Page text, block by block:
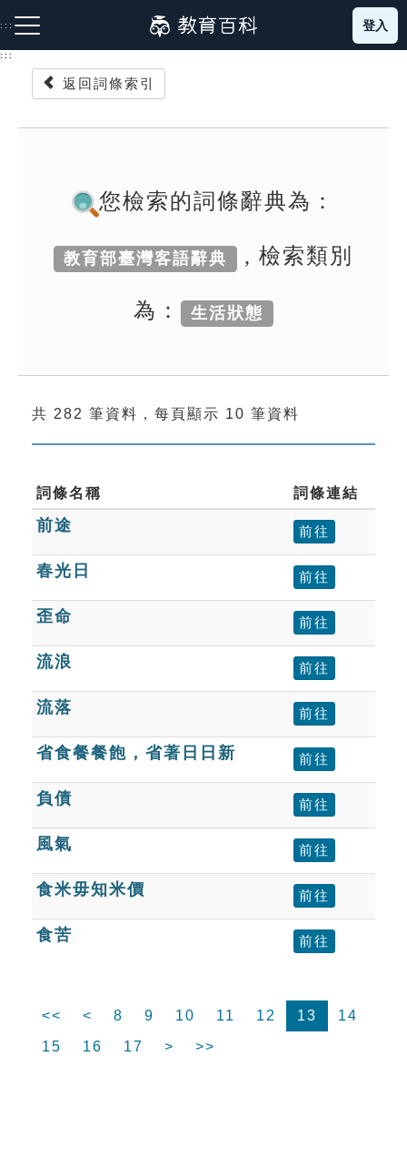
到
主
:::
成語故事
索引選單
單字索引
生命大百科索引
遊戲專區
教學應用
貓頭鷹博士
登入
:::
返回詞條索引
您檢索的詞條辭典為：
教育部臺灣客語辭典 , 檢索類別
為： 生活狀態
共 282 筆資料，每頁顯示 10 筆資料
詞條名稱 詞條連結
前途 前往
春光日 前往
歪命 前往
流浪 前往
流落 前往
省食餐餐飽，省著日日新 前往
負債 前往
風氣 前往
食米毋知米價 前往
食苦 前往
<< < 8 9 10 11 12 13
14
15
16 17 > >>